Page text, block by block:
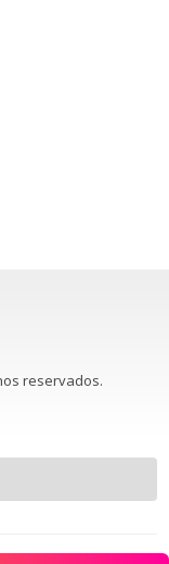
reservados.